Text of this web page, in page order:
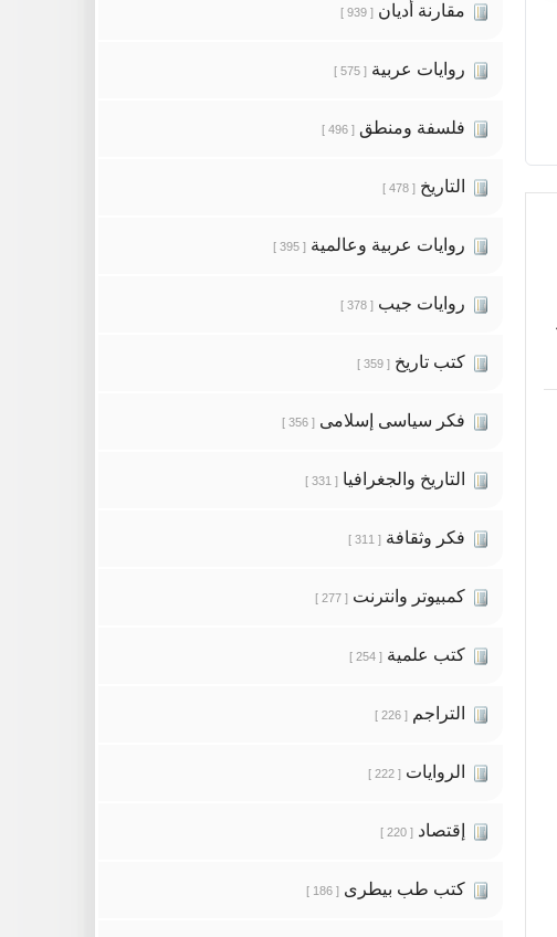
مقارنة أديان [ 939 ]
روايات عربية [ 575 ]
فلسفة ومنطق [ 496 ]
التاريخ [ 478 ]
روايات عربية وعالمية [ 395 ]
روايات جيب [ 378 ]
كتب تاريخ [ 359 ]
فكر سياسى إسلامى [ 356 ]
التاريخ والجغرافيا [ 331 ]
فكر وثقافة [ 311 ]
كمبيوتر وانترنت [ 277 ]
كتب علمية [ 254 ]
التراجم [ 226 ]
الروايات [ 222 ]
إقتصاد [ 220 ]
كتب طب بيطرى [ 186 ]